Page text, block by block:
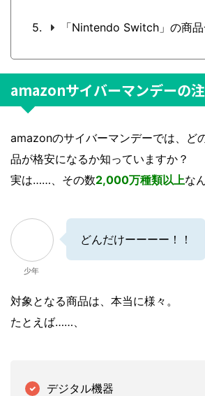
「Nintendo Switch」の商
amazonサイバーマンデーの
amazonのサイバーマンデーでは、ど
品が格安になるか知っていますか？
実は……、その数2,000万種類以上な
少年
どんだけーーーー！！
対象となる商品は、本当に様々。
たとえば……、
デジタル機器